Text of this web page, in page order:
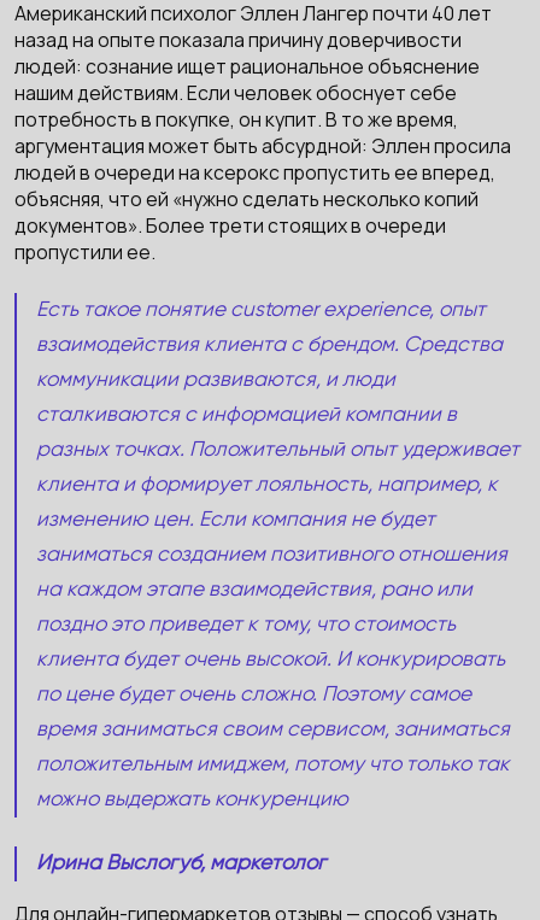
Американский психолог Эллен Лангер почти 40 лет
назад на опыте показала причину доверчивости
людей: сознание ищет рациональное объяснение
нашим действиям. Если человек обоснует себе
потребность в покупке, он купит. В то же время,
аргументация может быть абсурдной: Эллен просила
людей в очереди на ксерокс пропустить ее вперед,
объясняя, что ей «нужно сделать несколько копий
документов». Более трети стоящих в очереди
пропустили ее.
Есть такое понятие customer experience, опыт
взаимодействия клиента с брендом. Средства
коммуникации развиваются, и люди
сталкиваются с информацией компании в
разных точках. Положительный опыт удерживает
клиента и формирует лояльность, например, к
изменению цен. Если компания не будет
заниматься созданием позитивного отношения
на каждом этапе взаимодействия, рано или
поздно это приведет к тому, что стоимость
клиента будет очень высокой. И конкурировать
по цене будет очень сложно. Поэтому самое
время заниматься своим сервисом, заниматься
положительным имиджем, потому что только так
можно выдержать конкуренцию
Ирина Выслогуб, маркетолог
Для онлайн-гипермаркетов отзывы — способ узнать